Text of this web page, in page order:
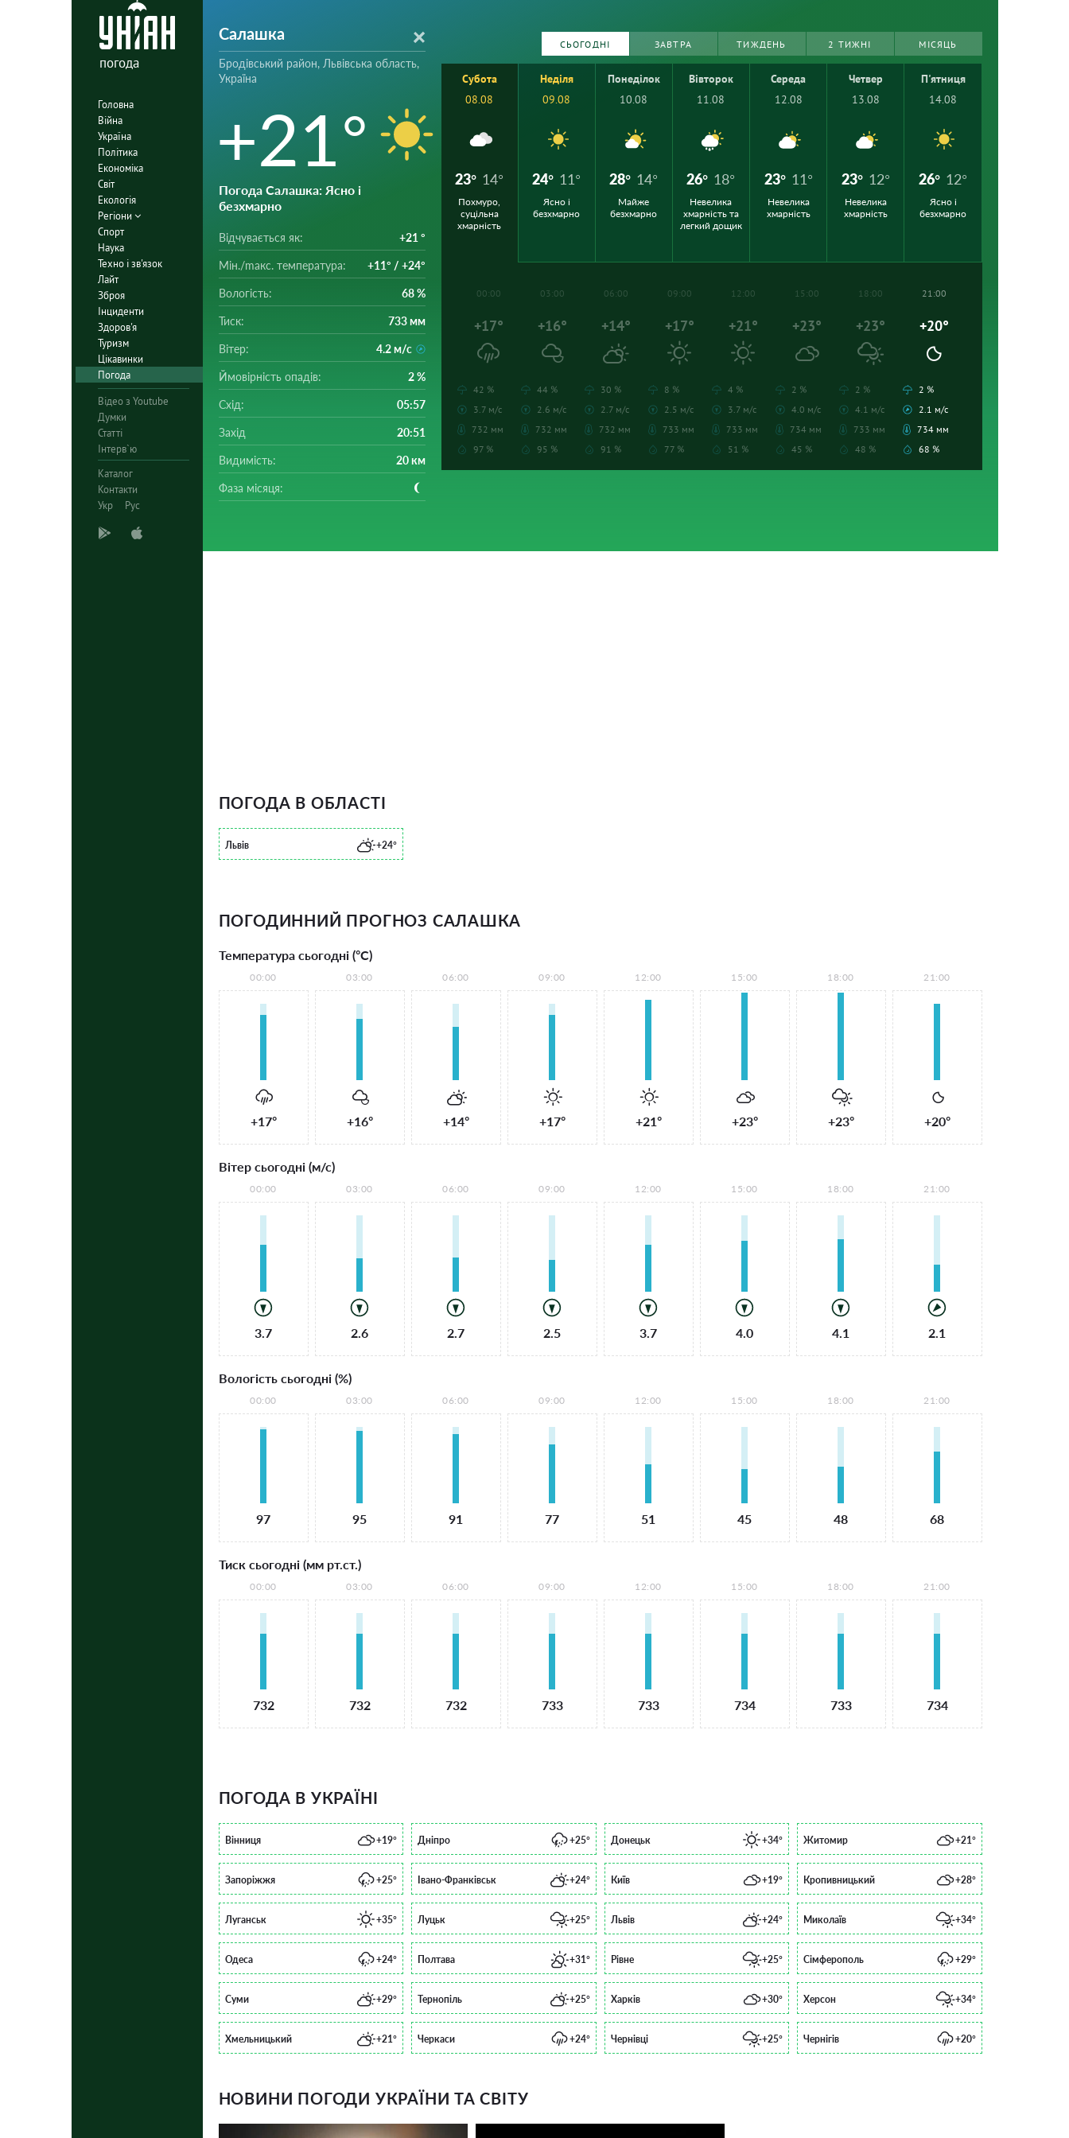
погода
Головна
Війна
Україна
Політика
Економіка
Світ
Екологія
Регіони
Спорт
Наука
Техно і зв'язок
Лайт
Зброя
Інциденти
Здоров'я
Туризм
Цікавинки
Погода
Відео з Youtube
Думки
Статті
Інтерв`ю
Каталог
Контакти
Укр
Рус
Салашка
Бродівський район, Львівська область,
Україна
+21°
Погода Салашка: Ясно і
безхмарно
Відчувається як: +21 °
Мін./mакс. температура: +11° / +24°
Вологість: 68 %
Тиск: 733 мм
Вітер: 4.2 м/с
Ймовірність опадів: 2 %
Схід: 05:57
Захід 20:51
Видимість: 20 км
Фаза місяця:
СЬОГОДНІ ЗАВТРА ТИЖДЕНЬ 2 ТИЖНІ МІСЯЦЬ
Субота
08.08
23° 14°
Похмуро,
суцільна
хмарність
Неділя
09.08
24° 11°
Ясно і
безхмарно
Понеділок
10.08
28° 14°
Майже
безхмарно
Вівторок
11.08
26° 18°
Невелика
хмарність та
легкий дощик
Середа
12.08
23° 11°
Невелика
хмарність
Четвер
13.08
23° 12°
Невелика
хмарність
П'ятниця
14.08
26° 12°
Ясно і
безхмарно
00:00
+17°
42 %
3.7 м/с
732 мм
97 %
03:00
+16°
44 %
2.6 м/с
732 мм
95 %
06:00
+14°
30 %
2.7 м/с
732 мм
91 %
09:00
+17°
8 %
2.5 м/с
733 мм
77 %
12:00
+21°
4 %
3.7 м/с
733 мм
51 %
15:00
+23°
2 %
4.0 м/с
734 мм
45 %
18:00
+23°
2 %
4.1 м/с
733 мм
48 %
21:00
+20°
2 %
2.1 м/с
734 мм
68 %
ПОГОДА В ОБЛАСТІ
Львів +24°
ПОГОДИННИЙ ПРОГНОЗ САЛАШКА
Температура сьогодні (°С)
00:00
+17°
03:00
+16°
06:00
+14°
09:00
+17°
12:00
+21°
15:00
+23°
18:00
+23°
21:00
+20°
Вітер сьогодні (м/с)
00:00
3.7
03:00
2.6
06:00
2.7
09:00
2.5
12:00
3.7
15:00
4.0
18:00
4.1
21:00
2.1
Вологість сьогодні (%)
00:00
97
03:00
95
06:00
91
09:00
77
12:00
51
15:00
45
18:00
48
21:00
68
Тиск сьогодні (мм рт.ст.)
00:00
732
03:00
732
06:00
732
09:00
733
12:00
733
15:00
734
18:00
733
21:00
734
ПОГОДА В УКРАЇНІ
Вінниця +19° Дніпро +25° Донецьк +34° Житомир +21°
Запоріжжя +25° Івано-Франківськ +24° Київ +19° Кропивницький +28°
Луганськ +35° Луцьк +25° Львів +24° Миколаїв +34°
Одеса +24° Полтава +31° Рівне +25° Сімферополь +29°
Суми +29° Тернопіль +25° Харків +30° Херсон +34°
Хмельницький +21° Черкаси +24° Чернівці +25° Чернігів +20°
НОВИНИ ПОГОДИ УКРАЇНИ ТА СВІТУ